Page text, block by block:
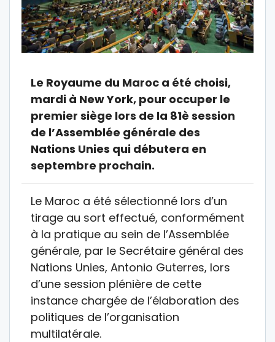
Le Royaume du Maroc a été choisi,
mardi à New York, pour occuper le
premier siège lors de la 81è session
de l’Assemblée générale des
Nations Unies qui débutera en
septembre prochain.
Le Maroc a été sélectionné lors d’un
tirage au sort effectué, conformément
à la pratique au sein de l’Assemblée
générale, par le Secrétaire général des
Nations Unies, Antonio Guterres, lors
d’une session plénière de cette
instance chargée de l’élaboration des
politiques de l’organisation
multilatérale.